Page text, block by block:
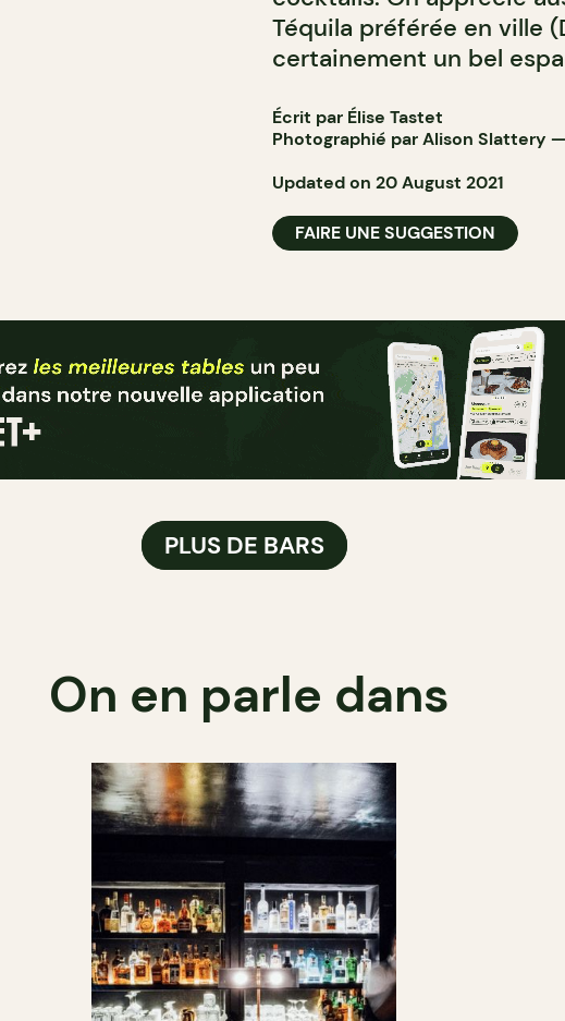
Téquila préférée en ville
certainement un bel
Écrit par Élise Tastet
Photographié parAlison Slattery —
Updated on 20 August 2021
FAIRE UNE SUGGESTION
PLUS DE BARS
On en parle dans